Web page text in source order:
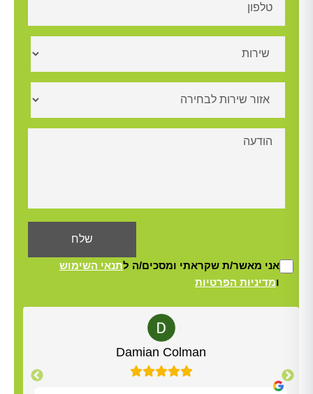
אני מאשר/ת שקראתי ומסכים/ה לתנאי השימוש
ומדיניות הפרטיות
Damian Colman